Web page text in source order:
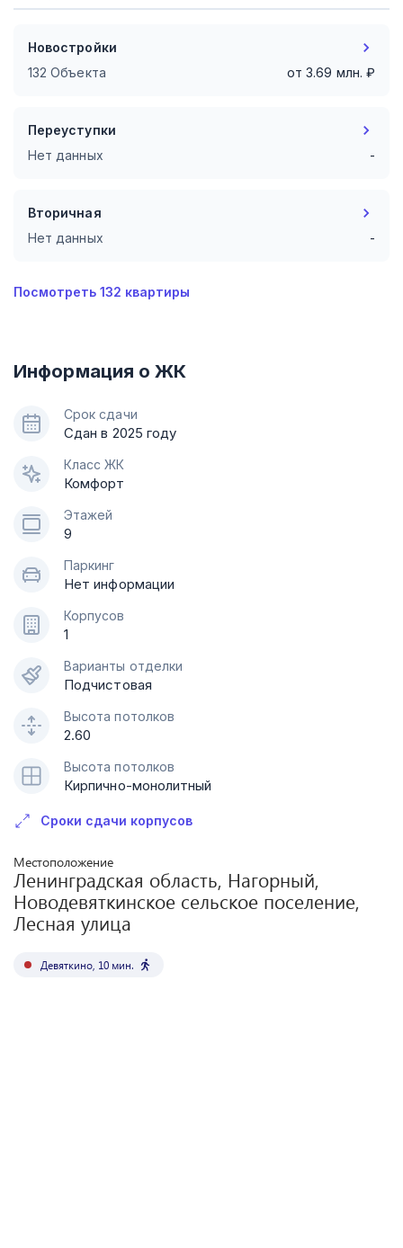
Новостройки
132 Объекта
от3.69 млн. ₽
Переуступки
Нет данных
-
Вторичная
Нет данных
-
Посмотреть 132 квартиры
Информация о ЖК
Срок сдачи
Сдан в 2025 году
Класс ЖК
Комфорт
Этажей
9
Паркинг
Нет информации
Корпусов
1
Варианты отделки
Подчистовая
Высота потолков
2.60
Высота потолков
Кирпично-монолитный
Сроки сдачи корпусов
Местоположение
Ленинградская область, Нагорный,
Новодевяткинское сельское поселение,
Лесная улица
Девяткино 10 мин.